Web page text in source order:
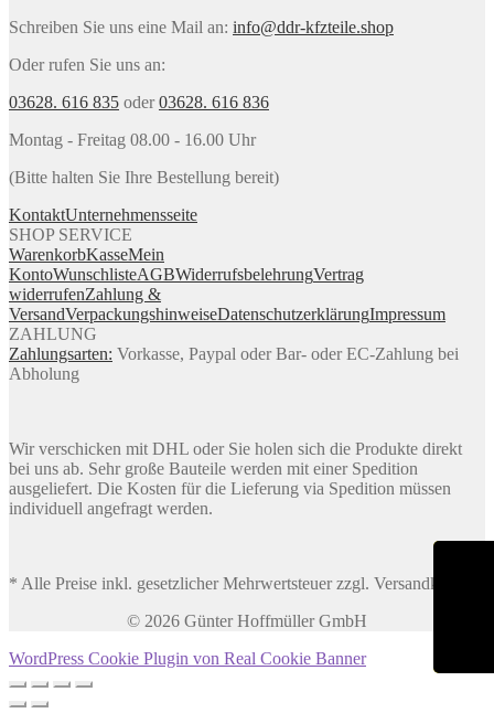
Schreiben Sie uns eine Mail an: info@ddr-kfzteile.shop
Oder rufen Sie uns an:
03628. 616 835 oder03628. 616 836
Montag - Freitag 08.00 - 16.00 Uhr
(Bitte halten Sie Ihre Bestellung bereit)
KontaktUnternehmensseite
SHOP SERVICE
WarenkorbKasseMein
KontoWunschlisteAGBWiderrufsbelehrungVertrag
widerrufenZahlung &
VersandVerpackungshinweiseDatenschutzerklärungImpressum
ZAHLUNG
Zahlungsarten: Vorkasse, Paypal oder Bar- oder EC-Zahlung bei
Abholung
Wir verschicken mit DHL oder Sie holen sich die Produkte direkt
bei uns ab. Sehr große Bauteile werden mit einer Spedition
ausgeliefert. Die Kosten für die Lieferung via Spedition müssen
individuell angefragt werden.
* Alle Preise inkl. gesetzlicher Mehrwertsteuer zzgl. Versandkosten
© 2026 Günter Hoffmüller GmbH
WordPress Cookie Plugin von Real Cookie Banner